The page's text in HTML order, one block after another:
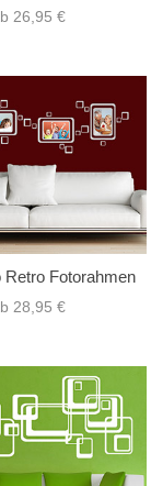
26,95 €
Retro Fotorahmen
28,95 €